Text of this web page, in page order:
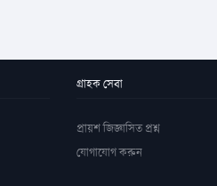
গ্রাহক সেবা
প্রায়শ জিজ্ঞাসিত প্রশ্ন
যোগাযোগ করুন